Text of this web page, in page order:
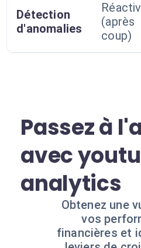
Détection
d'anomalies
(après
coup)
Passez à
avec
analytics
Obtenez une
vos
financières et